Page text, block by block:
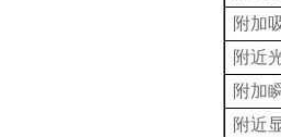
附加
附近
附加
附近